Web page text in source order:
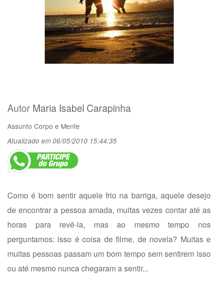
Autor Maria Isabel Carapinha
Assunto Corpo e Mente
Atualizado em 06/05/2010 15:44:35
Como é bom sentir aquele frio na barriga, aquele desejo
de encontrar a pessoa amada, muitas vezes contar até as
horas para revê-la, mas ao mesmo tempo nos
perguntamos: isso é coisa de filme, de novela? Muitas e
muitas pessoas passam um bom tempo sem sentirem isso
ou até mesmo nunca chegaram a sentir...